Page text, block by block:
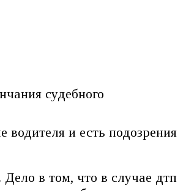
судебного
водителя и есть подозрения
в том, что в случае дтп